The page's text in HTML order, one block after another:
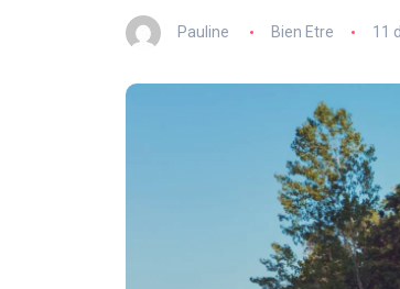
Pauline Bien Etre 11